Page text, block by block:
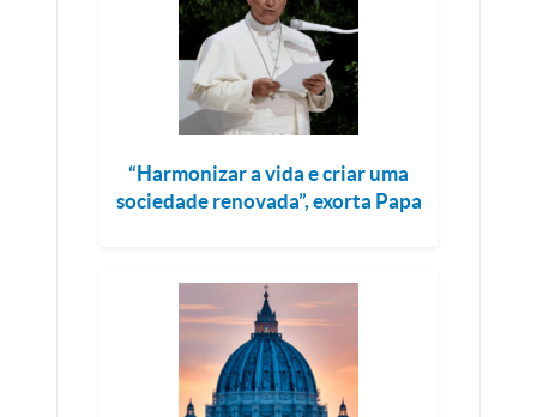
“Harmonizar a vida e criar uma
sociedade renovada”, exorta Papa